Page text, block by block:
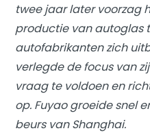
twee jaar later voorzag
productie van autoglas
autofabrikanten zich
verlegde de focus van
vraag te voldoen en
op. Fuyao groeide snel
beurs van Shanghai.